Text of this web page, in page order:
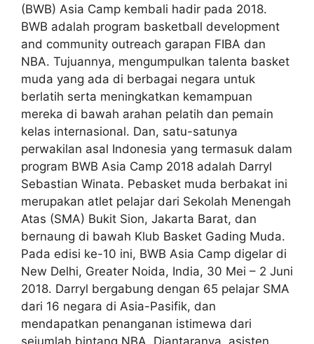
(BWB) Asia Camp kembali hadir pada 2018.
BWB adalah program basketball development
and community outreach garapan FIBA dan
NBA. Tujuannya, mengumpulkan talenta basket
muda yang ada di berbagai negara untuk
berlatih serta meningkatkan kemampuan
mereka di bawah arahan pelatih dan pemain
kelas internasional. Dan, satu-satunya
perwakilan asal Indonesia yang termasuk dalam
program BWB Asia Camp 2018 adalah Darryl
Sebastian Winata. Pebasket muda berbakat ini
merupakan atlet pelajar dari Sekolah Menengah
Atas (SMA) Bukit Sion, Jakarta Barat, dan
bernaung di bawah Klub Basket Gading Muda.
Pada edisi ke-10 ini, BWB Asia Camp digelar di
New Delhi, Greater Noida, India, 30 Mei – 2 Juni
2018. Darryl bergabung dengan 65 pelajar SMA
dari 16 negara di Asia-Pasifik, dan
mendapatkan penanganan istimewa dari